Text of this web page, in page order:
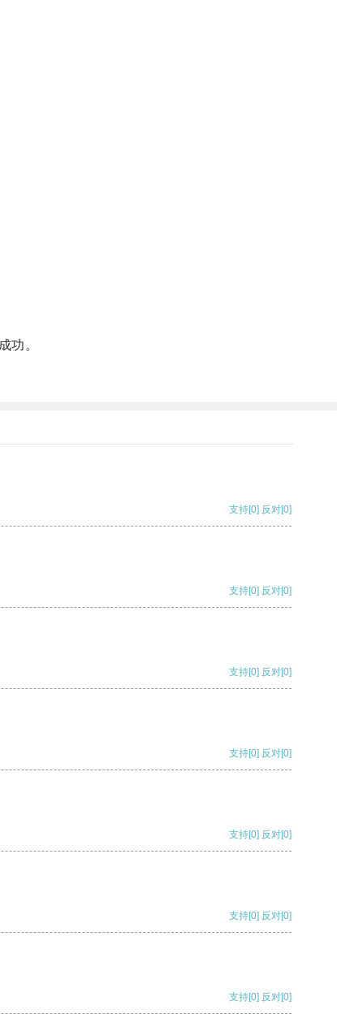
功。
支持[0] 反对[0]
支持[0] 反对[0]
支持[0] 反对[0]
支持[0] 反对[0]
支持[0] 反对[0]
支持[0] 反对[0]
支持[0] 反对[0]